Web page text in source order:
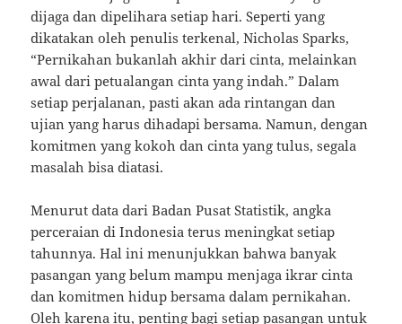
dijaga dan dipelihara setiap hari. Seperti yang
dikatakan oleh penulis terkenal, Nicholas Sparks,
“Pernikahan bukanlah akhir dari cinta, melainkan
awal dari petualangan cinta yang indah.” Dalam
setiap perjalanan, pasti akan ada rintangan dan
ujian yang harus dihadapi bersama. Namun, dengan
komitmen yang kokoh dan cinta yang tulus, segala
masalah bisa diatasi.
Menurut data dari Badan Pusat Statistik, angka
perceraian di Indonesia terus meningkat setiap
tahunnya. Hal ini menunjukkan bahwa banyak
pasangan yang belum mampu menjaga ikrar cinta
dan komitmen hidup bersama dalam pernikahan.
Oleh karena itu, penting bagi setiap pasangan untuk